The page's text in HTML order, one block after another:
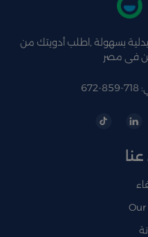
بسهولة ,اطلب أدويتك من
فى مصر
عنا